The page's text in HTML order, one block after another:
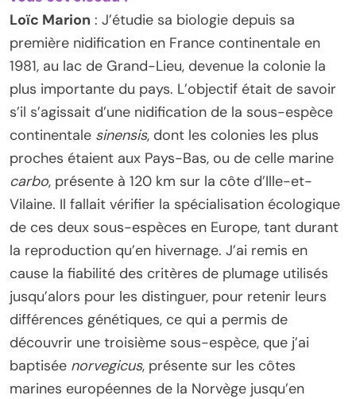
Loïc Marion : J’étudie sa biologie depuis sa
première nidification en France continentale en
1981, au lac de Grand-Lieu, devenue la colonie la
plus importante du pays. L’objectif était de savoir
s’il s’agissait d’une nidification de la sous-espèce
continentale sinensis, dont les colonies les plus
proches étaient aux Pays-Bas, ou de celle marine
carbo, présente à 120 km sur la côte d’Ille-et-
Vilaine. Il fallait vérifier la spécialisation écologique
de ces deux sous-espèces en Europe, tant durant
la reproduction qu’en hivernage. J’ai remis en
cause la fiabilité des critères de plumage utilisés
jusqu’alors pour les distinguer, pour retenir leurs
différences génétiques, ce qui a permis de
découvrir une troisième sous-espèce, que j’ai
baptisée norvegicus, présente sur les côtes
marines européennes de la Norvège jusqu’en